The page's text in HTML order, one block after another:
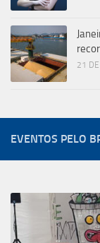
21
EVENTOS PELO